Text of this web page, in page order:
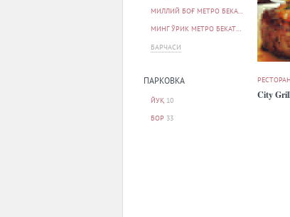
МИЛЛИЙ БОҒ МЕТРО БЕКАТИ
МИНГ ЎРИК МЕТРО БЕКАТИ
БАРЧАСИ
ПАРКОВКА
ЙУҚ 10
БОР 33
City